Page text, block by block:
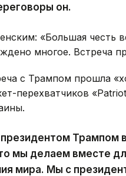
он.
«Большая честь
многое. Встреча
с Трампом прошла
перехватчиков
Трампом
мы делаем вместе
мира. Мы с